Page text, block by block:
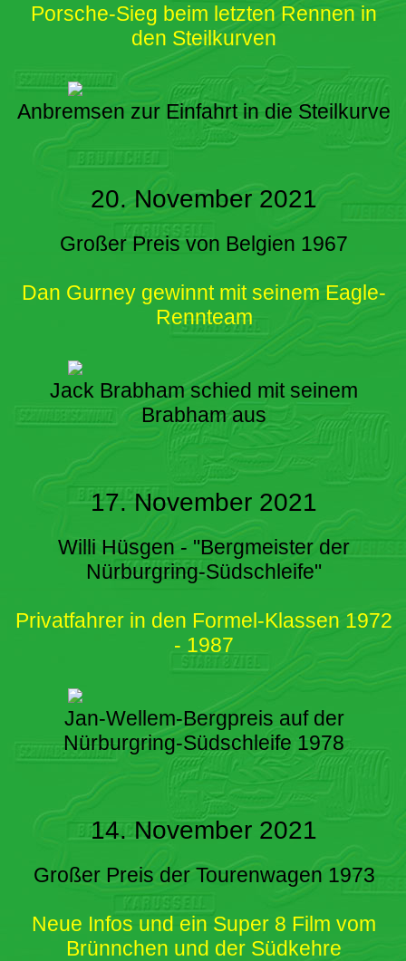
Porsche-Sieg beim letzten Rennen in
den Steilkurven
Anbremsen zur Einfahrt in die Steilkurve
20. November 2021
Großer Preis von Belgien 1967
Dan Gurney gewinnt mit seinem Eagle-
Rennteam
Jack Brabham schied mit seinem
Brabham aus
17. November 2021
Willi Hüsgen - "Bergmeister der
Nürburgring-Südschleife"
Privatfahrer in den Formel-Klassen 1972
- 1987
Jan-Wellem-Bergpreis auf der
Nürburgring-Südschleife 1978
14. November 2021
Großer Preis der Tourenwagen 1973
Neue Infos und ein Super 8 Film vom
Brünnchen und der Südkehre